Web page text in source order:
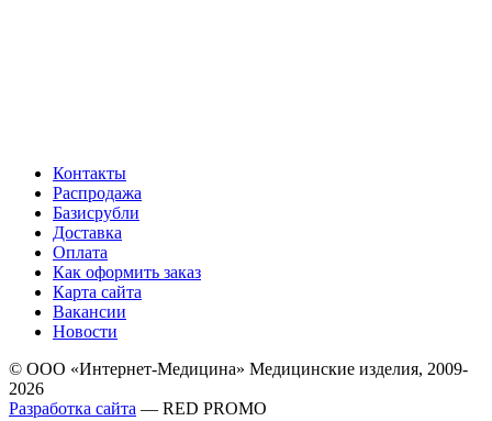
Контакты
Распродажа
Базисрубли
Доставка
Оплата
Как оформить заказ
Карта сайта
Вакансии
Новости
© ООО «Интернет-Медицина» Медицинские изделия, 2009-
2026
Разработка сайта — RED PROMO